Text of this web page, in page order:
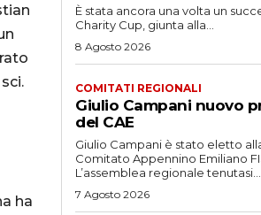
ha
È stata ancora una volta un
Charity Cup, giunta alla...
8 Agosto 2026
COMITATI REGIONALI
Giulio Campani nuovo
del CAE
Giulio Campani è stato eletto
Comitato Appennino Emiliano
L’assemblea regionale tenutasi...
7 Agosto 2026